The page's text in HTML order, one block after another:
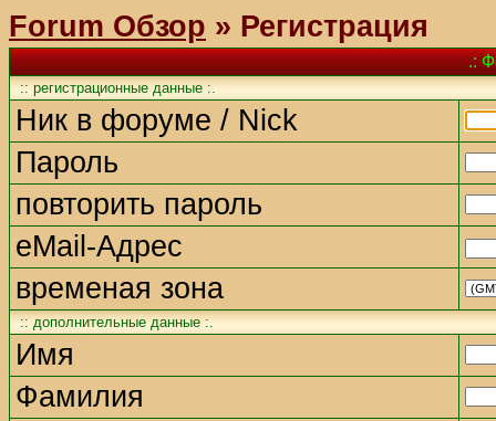
Forum Обзор » Регистрация
.:
:: регистрационные данные :.
Ник в форуме / Nick
Пароль
повторить пароль
eMail-Адрес
временая зона
:: дополнительные данные :.
Имя
Фамилия